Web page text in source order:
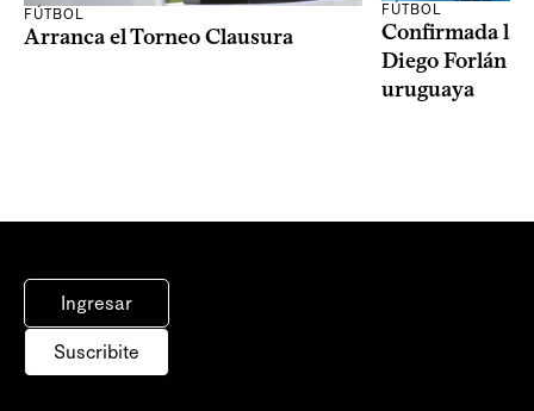
FÚTBOL
Arranca el Torneo Clausura
FÚTBOL
Confirmada la
Diego Forlán
uruguaya
Ingresar
Suscribite